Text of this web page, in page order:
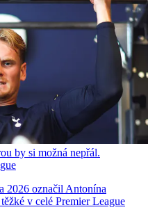
by si možná nepřál.
2026 označil Antonína
v celé Premier League